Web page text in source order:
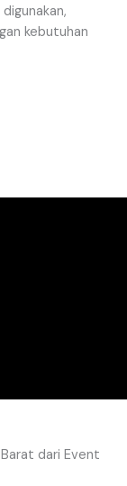
kebutuhan
dari Event